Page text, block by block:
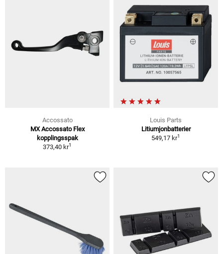
Accossato
MX Accossato Flex
kopplingsspak
373,40 kr1
Louis Parts
Litiumjonbatterier
549,17 kr1